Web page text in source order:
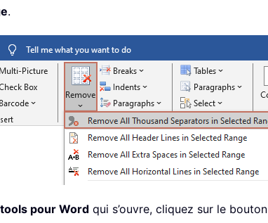
.
pour Word qui s’ouvre, cliquez sur le bouton